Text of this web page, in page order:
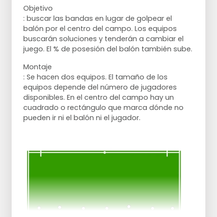
un sprint, el que pueda coger el balón
puede pasar a E.
Defender puede convertirse rápidamente
en algo aburrido.
Si el pase de A no va bien, acorta la
distancia.
número de jugadores disponibles. También
este modo, hay una pausa y los jugadores
tienen tiempo para discutir y analizar.
Los peones de puntuación para los
Objetivo
: buscar las bandas en lugar de golpear el
balón por el centro del campo. Los equipos
buscarán soluciones y tenderán a cambiar el
juego. El % de posesión del balón también sube.
Montaje
: Se hacen dos equipos. El tamaño de los
equipos depende del número de jugadores
disponibles. En el centro del campo hay un
cuadrado o rectángulo que marca dónde no
pueden ir ni el balón ni el jugador.